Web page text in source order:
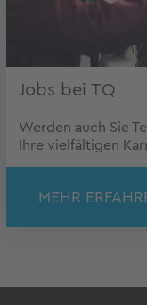
Jobs bei TQ
Werden auch Sie
Ihre vielfältigen
MEHR